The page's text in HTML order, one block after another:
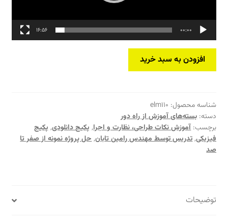
00:00
16:56
بسته
راه
دور:
طراحی
و
اجرای
انتخاب
فن
افزودن به سبد خرید
شناسه محصول: elm110
دسته:بسته‌های آموزش از راه دور
برچسب:آموزش نکات طراحی، نظارت و اجرا,پکیج دانلودی,پکیج
فیزیکی,تدریس توسط مهندس رامین تابان,حل پروژه نمونه از صفر تا
صد
توضیحات